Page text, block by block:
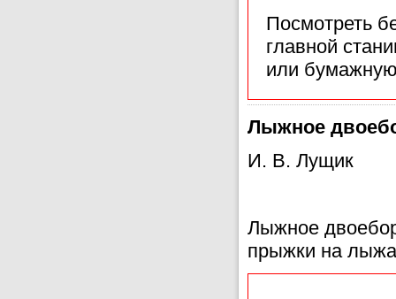
Посмотреть
главной
или
Лыжное
И. В. Лущик
Лыжное
прыжки на